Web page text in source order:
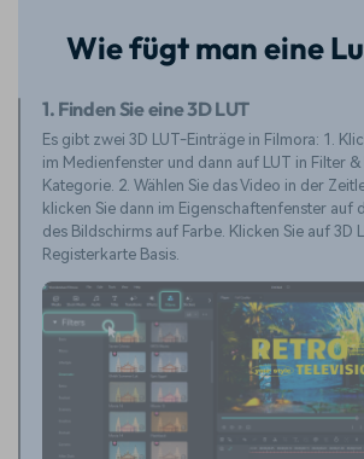
Wie fügt man eine
1. Finden Sie eine 3D LUT
Es gibt zwei 3D LUT-Einträge in Filmora: 1.
im Medienfenster und dann auf LUT in Filter
Kategorie. 2. Wählen Sie das Video in der
klicken Sie dann im Eigenschaftenfenster auf
des Bildschirms auf Farbe. Klicken Sie auf 3D
Registerkarte Basis.